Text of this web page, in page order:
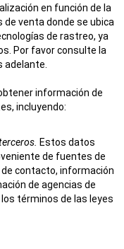
en función de la
venta donde se ubica
de rastreo, ya
Por favor consulte la
adelante.
información de
incluyendo:
Estos datos
de fuentes de
contacto, información
de agencias de
términos de las leyes